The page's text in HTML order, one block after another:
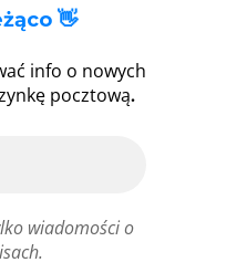
👋
info o nowych
pocztową.
wiadomości o